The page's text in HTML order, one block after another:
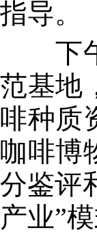
指导。
下午
范基地
啡种质
咖啡博
分鉴评
产业”